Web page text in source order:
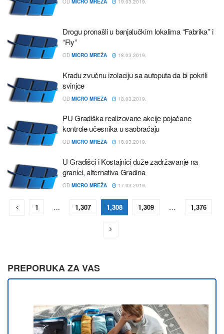
Drogu pronašli u banjalučkim lokalima “Fabrika” i
“Fly”
OD MICRO MREŽA 18.03.2019.
Kradu zvučnu izolaciju sa autoputa da bi pokrili
svinjce
OD MICRO MREŽA 18.03.2019.
PU Gradiška realizovane akcije pojačane
kontrole učesnika u saobraćaju
OD MICRO MREŽA 18.03.2019.
U Gradišci i Kostajnici duže zadržavanje na
granici, alternativa Gradina
OD MICRO MREŽA 17.03.2019.
1 … 1,307 1,308 1,309 … 1,376
PREPORUKA ZA VAS